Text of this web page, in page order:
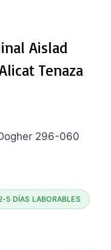
Aislad
Tenaza
296-060
5 DÍAS LABORABLES